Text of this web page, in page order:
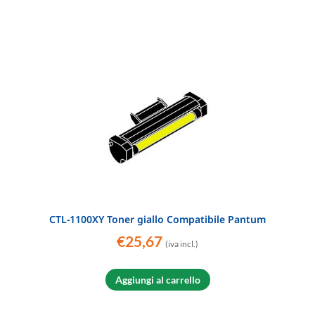
CTL-1100XY Toner giallo Compatibile Pantum
€25,67 (iva incl.)
Aggiungi al carrello